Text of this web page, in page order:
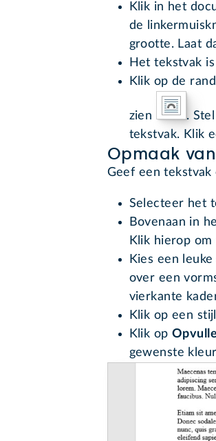
Klik in het
de
grootte. Laat
Het tekstvak
Klik op de
zien
.
tekstvak. Klik
Opmaak
Geef een
Selecteer het
Bovenaan in
Klik hierop
Kies een
over een
vierkante
Klik op een
Klik op
gewenste